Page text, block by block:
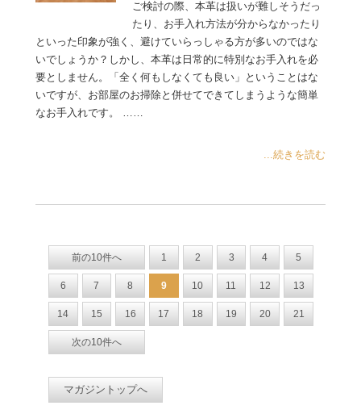
ご検討の際、本革は扱いが難しそうだっ
たり、お手入れ方法が分からなかったり
といった印象が強く、避けていらっしゃる方が多いのではな
いでしょうか？しかし、本革は日常的に特別なお手入れを必
要としません。「全く何もしなくても良い」ということはな
いですが、お部屋のお掃除と併せてできてしまうような簡単
なお手入れです。 ……
...続きを読む
前の10件へ 1 2 3 4 5
6 7 8 9 10 11 12 13
14 15 16 17 18 19 20 21
次の10件へ
マガジントップへ